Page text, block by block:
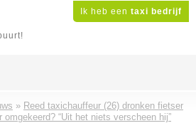
Ik heb een taxi bedrijf
» Reed taxichauffeur (26) dronken fietser
omgekeerd? “Uit het niets verscheen hij”